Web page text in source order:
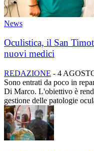
News
Oculistica, il San
nuovi medici
REDAZIONE - 4
Sono entrati da poco in
Di Marco. L'obiettivo è
gestione delle patologie